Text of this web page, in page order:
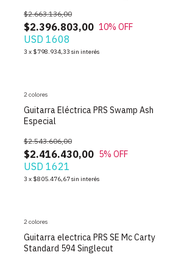
$2.396.803,00
$2.663.136,00
10% OFF
USD 1608
3 x $798.934,33 sin interés
Guitarra Eléctrica PRS Swamp Ash
Especial
$2.416.430,00
$2.543.606,00
5% OFF
USD 1621
3 x $805.476,67sin interés
2 colores
Guitarra electrica PRS SE Mc Carty
Standard 594 Singlecut
2 colores